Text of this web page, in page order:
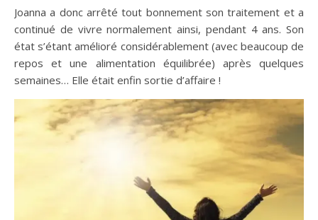
Joanna a donc arrêté tout bonnement son traitement et a
continué de vivre normalement ainsi, pendant 4 ans. Son
état s’étant amélioré considérablement (avec beaucoup de
repos et une alimentation équilibrée) après quelques
semaines… Elle était enfin sortie d’affaire !